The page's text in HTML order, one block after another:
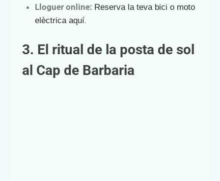
Lloguer online: Reserva la teva bici o moto
elèctrica aquí.
3. El ritual de la posta de sol
al Cap de Barbaria